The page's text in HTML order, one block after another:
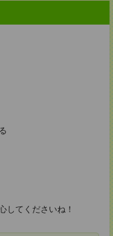
してくださいね！